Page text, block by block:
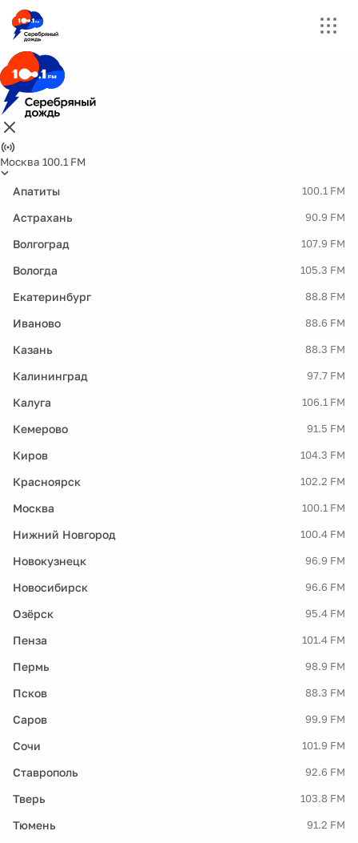
Москва 100.1 FM
Апатиты 100.1 FM
Астрахань 90.9 FM
Волгоград 107.9 FM
Вологда 105.3 FM
Екатеринбург 88.8 FM
Иваново 88.6 FM
Казань 88.3 FM
Калининград 97.7 FM
Калуга 106.1 FM
Кемерово 91.5 FM
Киров 104.3 FM
Красноярск 102.2 FM
Москва 100.1 FM
Нижний Новгород 100.4 FM
Новокузнецк 96.9 FM
Новосибирск 96.6 FM
Озёрск 95.4 FM
Пенза 101.4 FM
Пермь 98.9 FM
Псков 88.3 FM
Саров 99.9 FM
Сочи 101.9 FM
Ставрополь 92.6 FM
Тверь 103.8 FM
Тюмень 91.2 FM